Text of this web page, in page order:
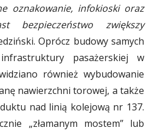
oznakowanie, infokioski oraz
bezpieczeństwo zwiększy
Oprócz budowy samych
pasażerskiej w
również wybudowanie
nawierzchni torowej, a także
nad linią kolejową nr 137.
„złamanym mostem” lub